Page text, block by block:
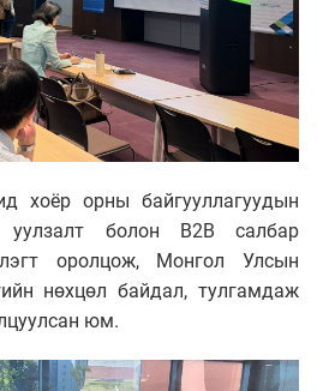
хоёр орны байгууллагуудын
уулзалт болон B2B салбар
оролцож, Монгол Улсын
нөхцөл байдал, тулгамдаж
юм.